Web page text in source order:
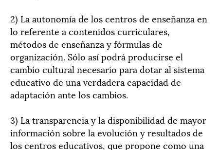
2) La autonomía de los centros de enseñanza en
lo referente a contenidos curriculares,
métodos de enseñanza y fórmulas de
organización. Sólo así podrá producirse el
cambio cultural necesario para dotar al sistema
educativo de una verdadera capacidad de
adaptación ante los cambios.
3) La transparencia y la disponibilidad de mayor
información sobre la evolución y resultados de
los centros educativos, que propone como una